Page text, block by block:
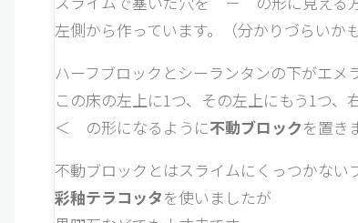
左側から作っています。（分かりづらいか
ハーフブロックとシーランタンの下がエメ
この床の左上に1つ、その左上にもう1つ、
＜ の形になるように不動ブロックを置き
不動ブロックとはスライムにくっつかない
彩釉テラコッタを使いましたが